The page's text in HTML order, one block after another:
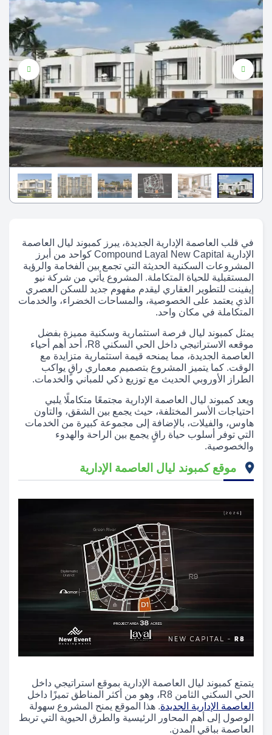
في قلب العاصمة الإدارية الجديدة، يبرز كمبوند ليال العاصمة
الإدارية Compound Layal New Capital كواحد من أبرز
المشروعات السكنية الحديثة التي تجمع بين الفخامة والرؤية
المستقبلية للحياة المتكاملة. المشروع يأتي من شركة نيو
إيفينت للتطوير العقاري ليقدم مفهوم جديد للسكن العصري
الذي يعتمد على الخصوصية، والمساحات الخضراء، والخدمات
المتكاملة في مكان واحد.
يمثل كمبوند ليال فرصة استثمارية وسكنية مميزة بفضل
موقعه الاستراتيجي داخل الحي السكني R8، أحد أهم أحياء
العاصمة الجديدة، مما يمنحه قيمة استثمارية متزايدة مع
الوقت. كما يتميز المشروع بتصميم معماري راقٍ يواكب
الطراز الأوروبي الحديث مع توزيع ذكي للمباني والخدمات.
ويعد كمبوند ليال العاصمة الإدارية مجتمعًا متكاملًا يلبي
احتياجات الأسر المختلفة، حيث يجمع بين الشقق، والتاون
هاوس، والفيلات، بالإضافة إلى مجموعة كبيرة من الخدمات
التي توفر أسلوب حياة راقٍ يجمع بين الراحة والهدوء
والخصوصية.
موقع كمبوند ليال العاصمة الإدارية
يتمتع كمبوند ليال العاصمة الإدارية بموقع استراتيجي داخل
الحي السكني الثامن R8، وهو من أكثر المناطق تميزًا داخل
العاصمة الإدارية الجديدة. هذا الموقع يمنح المشروع سهولة
الوصول إلى أهم المحاور الرئيسية والطرق الحيوية التي تربط
العاصمة بباقي المدن.